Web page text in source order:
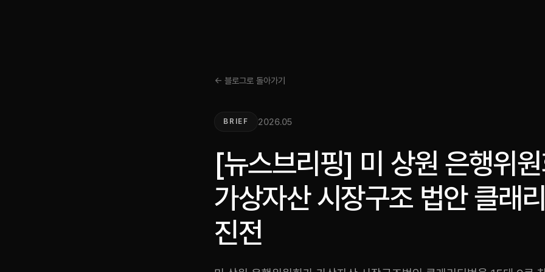
← 블로그로 돌아가기
BRIEF 2026.05
[뉴스브리핑] 미 상원 은행위
가상자산 시장구조 법안 클래
진전